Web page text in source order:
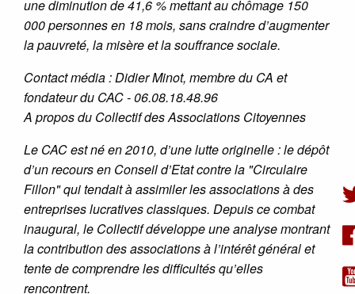
une diminution de 41,6 % mettant au chômage 150
000 personnes en 18 mois, sans craindre d’augmenter
la pauvreté, la misère et la souffrance sociale.
Contact média : Didier Minot, membre du CA et
fondateur du CAC - 06.08.18.48.96
A propos du Collectif des Associations Citoyennes
Le CAC est né en 2010, d’une lutte originelle : le dépôt
d’un recours en Conseil d’Etat contre la "Circulaire
Fillon" qui tendait à assimiler les associations à des
entreprises lucratives classiques. Depuis ce combat
inaugural, le Collectif développe une analyse montrant
la contribution des associations à l’intérêt général et
tente de comprendre les difficultés qu’elles
rencontrent.